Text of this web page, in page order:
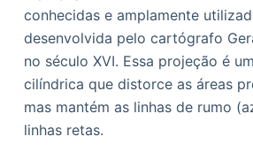
conhecidas e amplamente
desenvolvida pelo cartógrafo
no século XVI. Essa projeção é
cilíndrica que distorce as áreas
mas mantém as linhas de rumo
linhas retas.